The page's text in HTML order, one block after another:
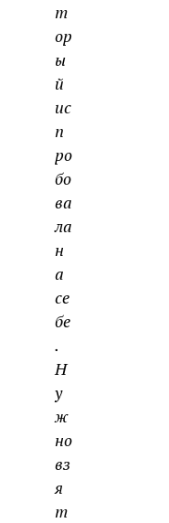
т
ор
ы
й
ис
п
ро
бо
ва
ла
н
а
се
бе
.
Н
у
ж
но
вз
я
т